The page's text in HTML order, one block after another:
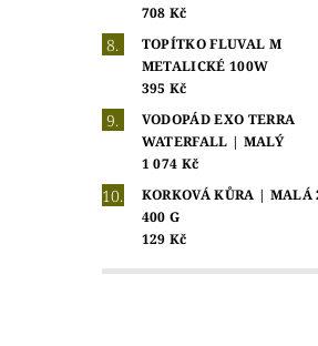
708 Kč
TOPÍTKO FLUVAL M
METALICKÉ 100W
395 Kč
VODOPÁD EXO TERRA
WATERFALL | MALÝ
1 074 Kč
KORKOVÁ KŮRA | MALÁ
400 G
129 Kč